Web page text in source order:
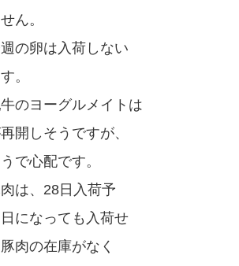
ん。
の卵は入荷しない
。
のヨーグルメイトは
開しそうですが、
で心配です。
は、28日入荷予
になっても入荷せ
肉の在庫がなく